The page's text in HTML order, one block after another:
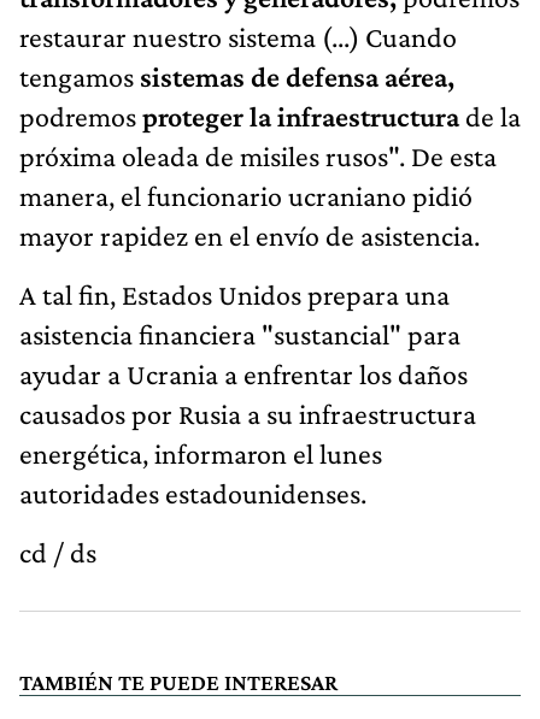
restaurar nuestro sistema (...) Cuando
tengamos sistemas de defensa aérea,
podremosproteger la infraestructurade la
próxima oleada de misiles rusos". De esta
manera, el funcionario ucraniano pidió
mayor rapidez en el envío de asistencia.
A tal fin, Estados Unidos prepara una
asistencia financiera "sustancial" para
ayudar a Ucrania a enfrentar los daños
causados por Rusia a su infraestructura
energética, informaron el lunes
autoridades estadounidenses.
cd / ds
TAMBIÉN TE PUEDE INTERESAR